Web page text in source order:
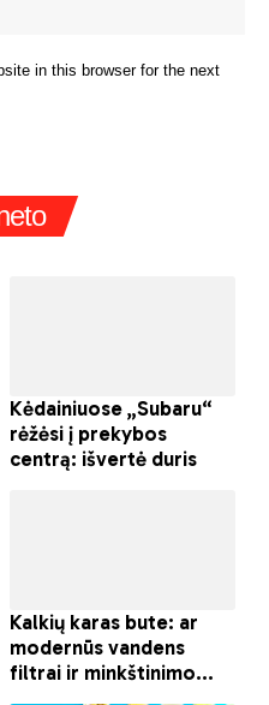
in this browser for the next